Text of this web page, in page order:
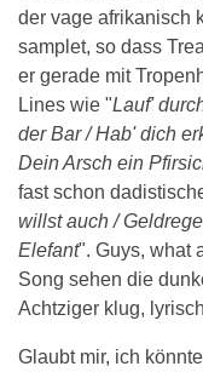
der vage afrikanisch
samplet, so dass
er gerade mit
Lines wie "Lauf'
der Bar / Hab' dich
Dein Arsch ein
fast schon
willst auch /
Elefant". Guys, what
Song sehen die
Achtziger klug,
Glaubt mir, ich